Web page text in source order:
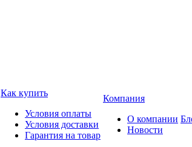
Как купить
Условия оплаты
Условия доставки
Гарантия на товар
Компания
О компании
Новости